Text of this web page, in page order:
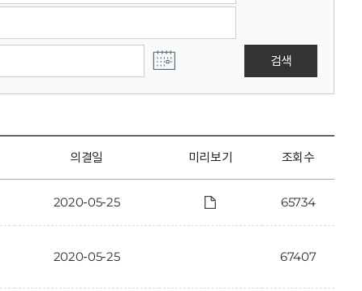
검색
의결일 미리보기 조회수
2020-05-25 65734
2020-05-25 67407